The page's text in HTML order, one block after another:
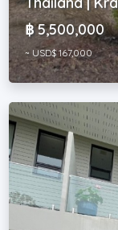
฿ 5,500,000
~ USD$ 167,000